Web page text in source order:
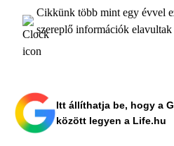
Cikkünk több mint egy évvel
szereplő információk elavultak
Itt állíthatja be, hogy a
között legyen a Life.hu